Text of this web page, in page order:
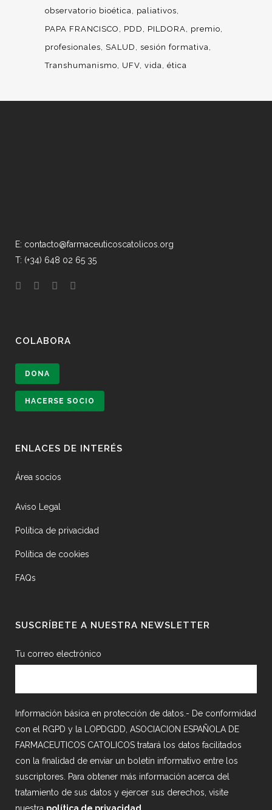
observatorio bioética
paliativos
PAPA FRANCISCO
PDD PILDORA
premio
profesionales
SALUD
sesión formativa
Transhumanismo
UFV vida ética
E: contacto@farmaceuticoscatolicos.org
T: (+34) 648 02 65 35
COLABORA
DONA
HACERSE SOCIO
ENLACES DE INTERÉS
Área socios
Aviso Legal
Política de privacidad
Política de cookies
FAQs
SUSCRÍBETE A NUESTRA NEWSLETTER
Tu correo electrónico
Información básica en protección de datos.- De conformidad
con el RGPD y la LOPDGDD, ASOCIACION ESPAÑOLA DE
FARMACEUTICOS CATOLICOS tratará los datos facilitados
con la finalidad de enviar un boletín informativo entre los
suscriptores. Para obtener más información acerca del
tratamiento de sus datos y ejercer sus derechos, visite